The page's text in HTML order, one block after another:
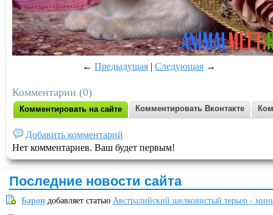
← Предыдущая | Следующая →
Комментарии (0)
Комментировать на сайте Комментировать Вконтакте
Добавить комментарий
Нет комментариев. Ваш будет первым!
Последние новости сайта
Барон добавляет статью Австралийский шелковистый терьер -